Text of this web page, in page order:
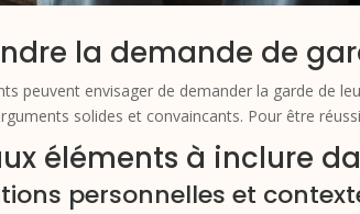
la demande de
peuvent envisager de demander la garde de
solides et convaincants. Pour être
éléments à inclure
personnelles et